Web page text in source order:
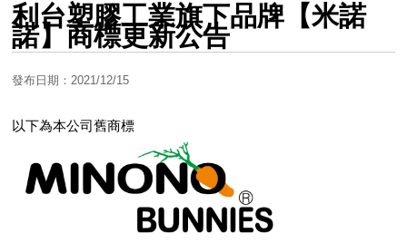
利台塑膠工業旗下品牌【米諾
諾】商標更新公告
發布日期：2021/12/15
以下為本公司舊商標